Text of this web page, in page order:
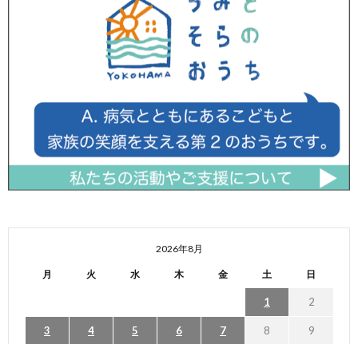
2026年8月
月 火 水 木 金 土 日
1 2
3 4 5 6 7 8 9